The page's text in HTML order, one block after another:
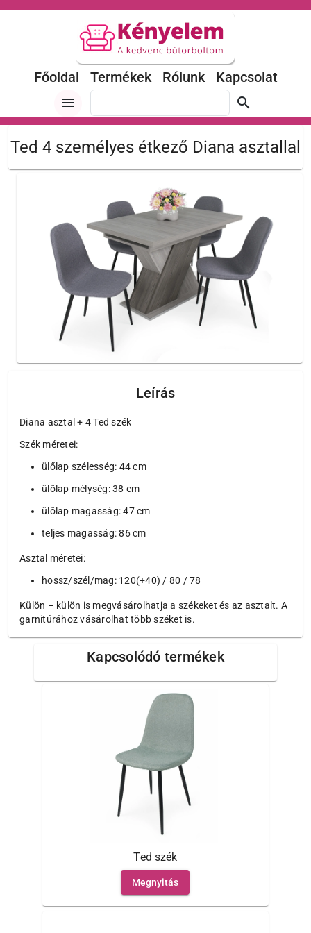
Főoldal Termékek Rólunk
Kapcsolat
menu
search
Ted 4 személyes étkező Diana asztallal
Leírás
Diana asztal + 4 Ted szék
Szék méretei:
ülőlap szélesség: 44 cm
ülőlap mélység: 38 cm
ülőlap magasság: 47 cm
teljes magasság: 86 cm
Asztal méretei:
hossz/szél/mag: 120(+40) / 80 / 78
Külön – külön is megvásárolhatja a székeket és az asztalt. A
garnitúrához vásárolhat több széket is.
Kapcsolódó termékek
Ted szék
Megnyitás